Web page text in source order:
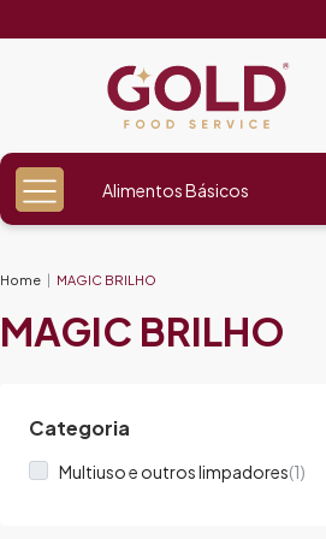
Alimentos Básicos
Home MAGIC BRILHO
MAGIC BRILHO
Categoria
Multiuso e outros limpadores(1)